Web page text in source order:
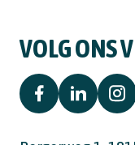
VOLG ONS